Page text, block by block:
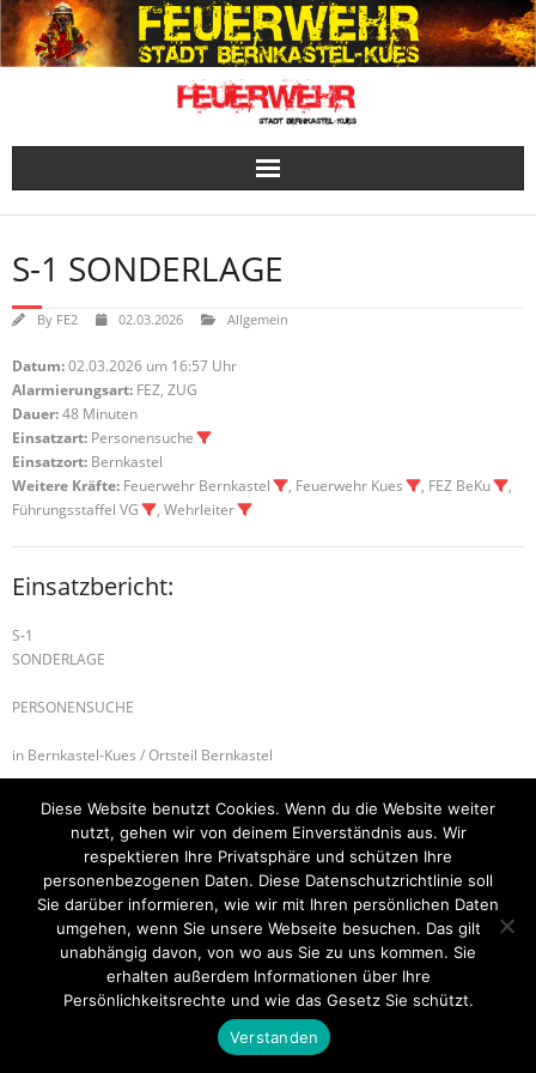
Skip
to
content
S-1 SONDERLAGE
By FE2 02.03.2026 Allgemein
Datum:02.03.2026 um 16:57 Uhr
Alarmierungsart: FEZ, ZUG
Dauer:48 Minuten
Einsatzart: Personensuche
Einsatzort: Bernkastel
Weitere Kräfte: Feuerwehr Bernkastel , Feuerwehr Kues , FEZ BeKu
,
Führungsstaffel VG
, Wehrleiter
Einsatzbericht:
S-1
SONDERLAGE
PERSONENSUCHE
in Bernkastel-Kues / Ortsteil Bernkastel
Alarmierte Einheiten:
B-2 BRANDMELDEANLAGE H-3 HÖHEN-, TIEFENRETTUNG
Startseite Einsätze Mitglied werden Über uns
Kontakt
Think Up Themes Ltd . Powered by
Diese Website benutzt Cookies. Wenn du die Website weiter
nutzt, gehen wir von deinem Einverständnis aus. Wir
respektieren Ihre Privatsphäre und schützen Ihre
personenbezogenen Daten. Diese Datenschutzrichtlinie soll
Sie darüber informieren, wie wir mit Ihren persönlichen Daten
umgehen, wenn Sie unsere Webseite besuchen. Das gilt
unabhängig davon, von wo aus Sie zu uns kommen. Sie
erhalten außerdem Informationen über Ihre
Persönlichkeitsrechte und wie das Gesetz Sie schützt.
Verstanden